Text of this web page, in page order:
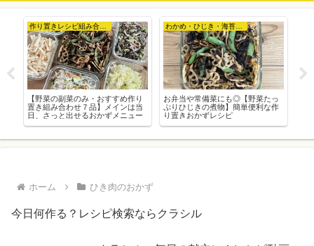
作り置きレシピ組み合わせ例
【野菜の副菜のみ・おすすめ作り
置き組み合わせ７品】メインは当
日、さっと出せるおかずメニュー
わかめ・ひじき・海苔など
お弁当や常備菜にも◎【野菜たっ
ぷりひじきの煮物】簡単便利な作
り置きおかずレシピ
ホーム ひき肉のおかず
今日何作る？レシピ検索ならクラシル